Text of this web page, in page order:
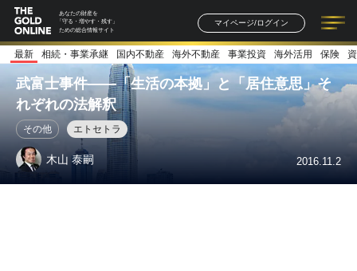
あなたの財産を
「守る・増やす・残す」
ための総合情報サイト
マイページ/ログイン
記事一覧 連載一覧
著者一覧 書籍一覧
最新 相続・事業承継 国内不動産 海外不動産 事業投資 海外活用 保険
武富士事件――「生活の本拠」と「居住意思」そ
れぞれの法解釈
その他 エトセトラ
木山 泰嗣 2016.11.2